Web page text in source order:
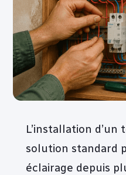
L’installation
solution standard
éclairage depuis